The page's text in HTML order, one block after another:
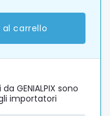
al carrello
GENIALPIX sono
importatori